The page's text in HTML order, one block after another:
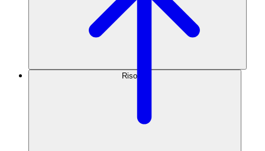
Risorse